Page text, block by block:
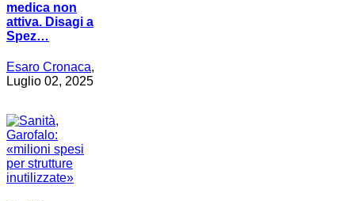
medica non
attiva. Disagi a
Spez…
Esaro Cronaca,
Luglio 02, 2025